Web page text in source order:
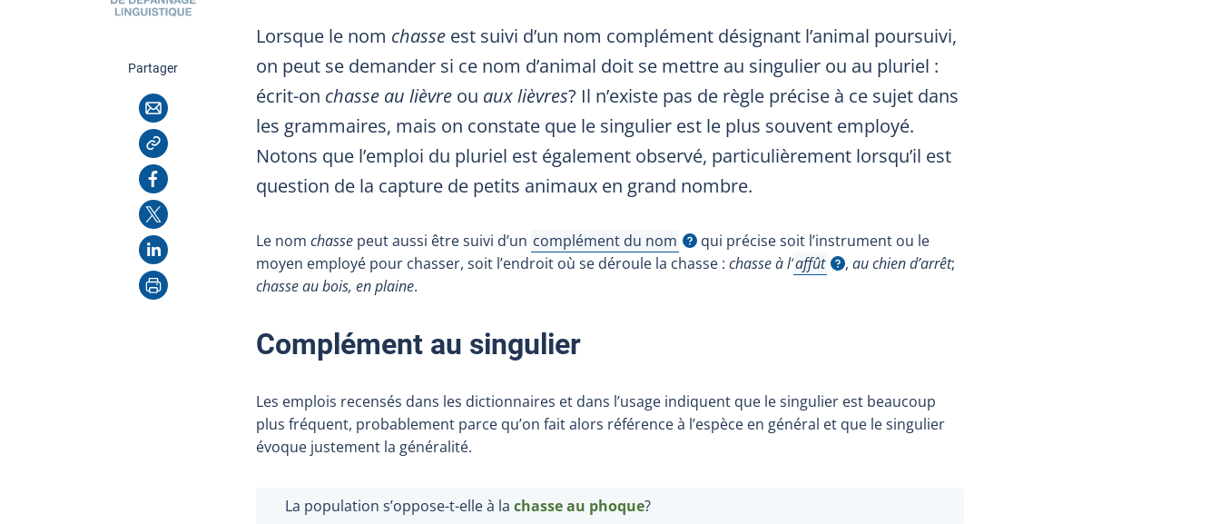
Partagercette page
Courriel
Copier l'adresse
Facebook
X
LinkedIn
Imprimer
Lorsque le nom chasse est suivi d’un nom complément désignant l’animal poursuivi,
on peut se demander si ce nom d’animal doit se mettre au singulier ou au pluriel :
écrit-on chasse au lièvre ou aux lièvres? Il n’existe pas de règle précise à ce sujet dans
les grammaires, mais on constate que le singulier est le plus souvent employé.
Notons que l’emploi du pluriel est également observé, particulièrement lorsqu’il est
question de la capture de petits animaux en grand nombre.
Le nom chasse peut aussi être suivi d’un complément du nom
Afficher l'infobulle
qui précise soit l’instrument ou le
moyen employé pour chasser, soit l’endroit où se déroule la chasse : chasse àl’affût
Afficher l'infobulle
, au chien d’arrêt;
chasse au bois, en plaine.
Complément au singulier
Les emplois recensés dans les dictionnaires et dans l’usage indiquent que le singulier est beaucoup
plus fréquent, probablement parce qu’on fait alors référence à l’espèce en général et que le singulier
évoque justement la généralité.
La population s’oppose-t-elle à la chasse au phoque?